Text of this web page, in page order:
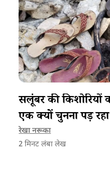
सलूंबर की किशोरियों
एक क्यों चुनना पड़
रेखा नरूका
2 मिनट लंबा लेख